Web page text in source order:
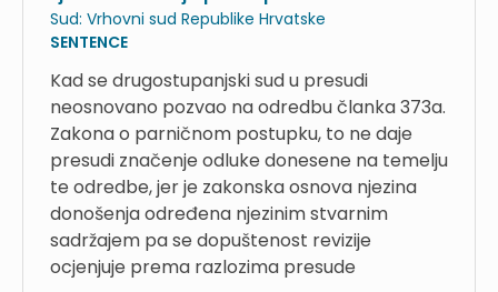
Sud: Vrhovni sud Republike Hrvatske
SENTENCE
Kad se drugostupanjski sud u presudi
neosnovano pozvao na odredbu članka 373a.
Zakona o parničnom postupku, to ne daje
presudi značenje odluke donesene na temelju
te odredbe, jer je zakonska osnova njezina
donošenja određena njezinim stvarnim
sadržajem pa se dopuštenost revizije
ocjenjuje prema razlozima presude